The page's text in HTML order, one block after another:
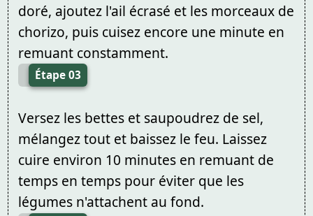
doré, ajoutez l'ail écrasé et les morceaux de
chorizo, puis cuisez encore une minute en
remuant constamment.
Étape 03
Versez les bettes et saupoudrez de sel,
mélangez tout et baissez le feu. Laissez
cuire environ 10 minutes en remuant de
temps en temps pour éviter que les
légumes n'attachent au fond.